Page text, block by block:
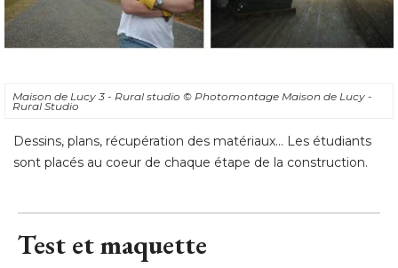
Maison de Lucy 3 - Rural studio © Photomontage Maison de Lucy -
Rural Studio
Dessins, plans, récupération des matériaux... Les étudiants
sont placés au coeur de chaque étape de la construction.
Test et maquette